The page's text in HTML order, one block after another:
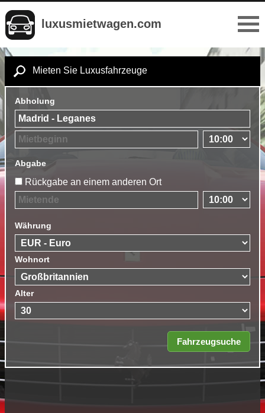
luxusmietwagen.com
Mieten Sie Luxusfahrzeuge
Abholung
Abgabe
Rückgabe an einem anderen Ort
Währung
Wohnort
Alter